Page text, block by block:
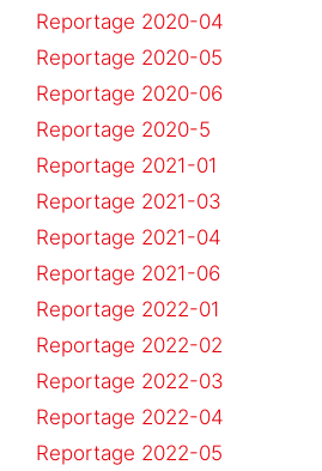
Reportage 2020-04
Reportage 2020-05
Reportage 2020-06
Reportage 2020-5
Reportage 2021-01
Reportage 2021-03
Reportage 2021-04
Reportage 2021-06
Reportage 2022-01
Reportage 2022-02
Reportage 2022-03
Reportage 2022-04
Reportage 2022-05